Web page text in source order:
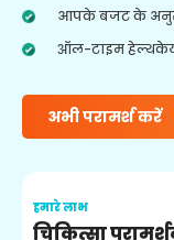
आपके बजट के
ऑल-टाइम
अभी परामर्श करें
हमारे लाभ
चिकित्सा